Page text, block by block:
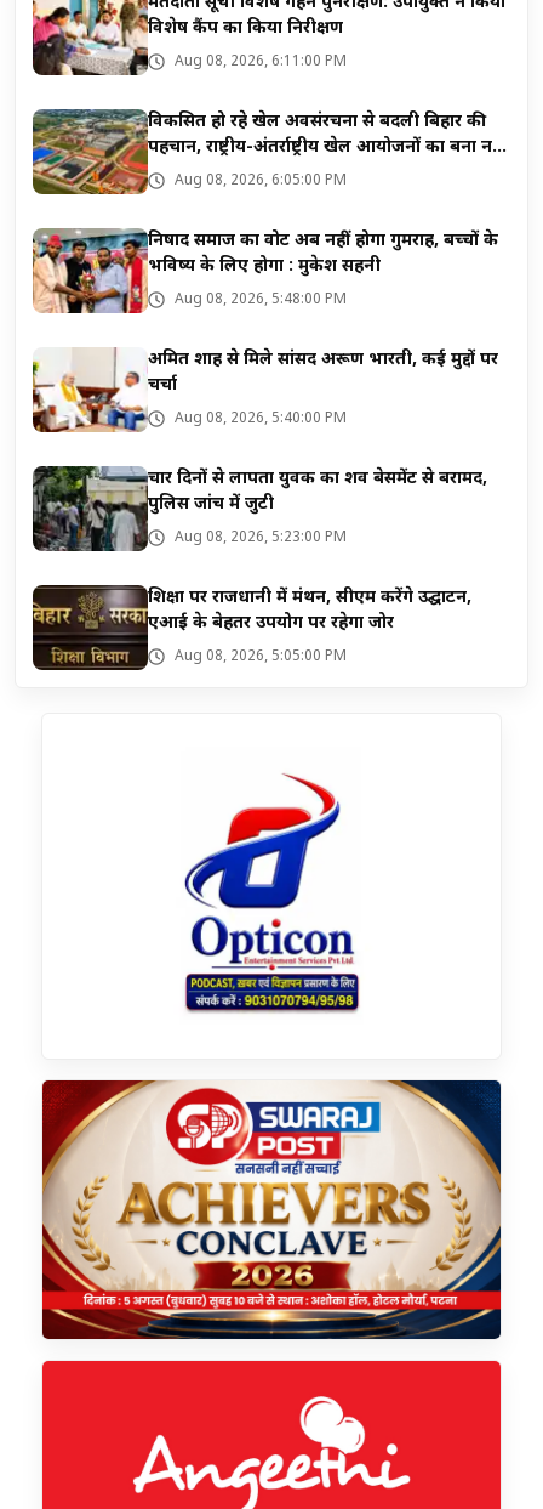
विशेष कैंप का किया निरीक्षण
Aug 08, 2026, 6:11:00 PM
विकसित हो रहे खेल अवसंरचना से बदली बिहार की
पहचान, राष्ट्रीय-अंतर्राष्ट्रीय खेल आयोजनों का बना नया
केंद्र Aug 08, 2026, 6:05:00 PM
निषाद समाज का वोट अब नहीं होगा गुमराह, बच्चों के
भविष्य के लिए होगा : मुकेश सहनी
Aug 08, 2026, 5:48:00 PM
अमित शाह से मिले सांसद अरूण भारती, कई मुद्दों पर
चर्चा
Aug 08, 2026, 5:40:00 PM
चार दिनों से लापता युवक का शव बेसमेंट से बरामद,
पुलिस जांच में जुटी
Aug 08, 2026, 5:23:00 PM
शिक्षा पर राजधानी में मंथन, सीएम करेंगे उद्घाटन,
एआई के बेहतर उपयोग पर रहेगा जोर
Aug 08, 2026, 5:05:00 PM